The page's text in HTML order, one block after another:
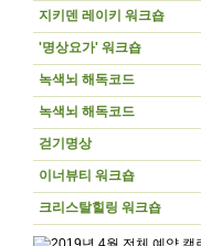
지키덴 레이키 워크숍
'명상요가' 워크숍
녹색뇌 해독코드
녹색뇌 해독코드
걷기명상
이너뷰티 워크숍
크리스탈힐링 워크숍